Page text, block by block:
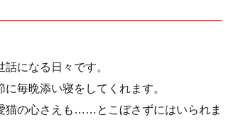
になる日々です。
毎晩添い寝をしてくれます。
の心さえも……とこぼさずにはいられま